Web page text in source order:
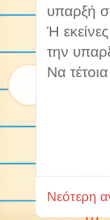
υπαρξή
Ή
την
Να
Νεότερη